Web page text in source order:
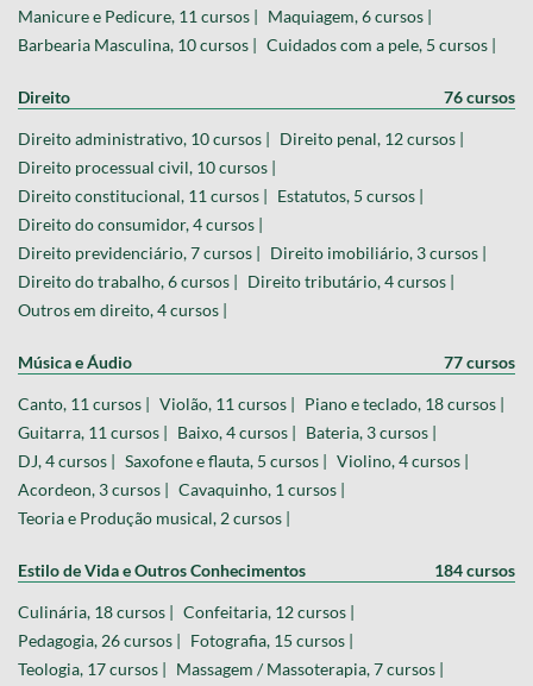
Manicure e Pedicure, 11 cursos | Maquiagem, 6 cursos |
Barbearia Masculina, 10 cursos | Cuidados com a pele, 5 cursos |
Direito 76 cursos
Direito administrativo, 10 cursos | Direito penal, 12 cursos |
Direito processual civil, 10 cursos |
Direito constitucional, 11 cursos | Estatutos, 5 cursos |
Direito do consumidor, 4 cursos |
Direito previdenciário, 7 cursos | Direito imobiliário, 3 cursos |
Direito do trabalho, 6 cursos | Direito tributário, 4 cursos |
Outros em direito, 4 cursos |
Música e Áudio 77 cursos
Canto, 11 cursos | Violão, 11 cursos | Piano e teclado, 18 cursos |
Guitarra, 11 cursos | Baixo, 4 cursos | Bateria, 3 cursos |
DJ, 4 cursos | Saxofone e flauta, 5 cursos | Violino, 4 cursos |
Acordeon, 3 cursos | Cavaquinho, 1 cursos |
Teoria e Produção musical, 2 cursos |
Estilo de Vida e Outros Conhecimentos 184 cursos
Culinária, 18 cursos | Confeitaria, 12 cursos |
Pedagogia, 26 cursos | Fotografia, 15 cursos |
Teologia, 17 cursos | Massagem / Massoterapia, 7 cursos |